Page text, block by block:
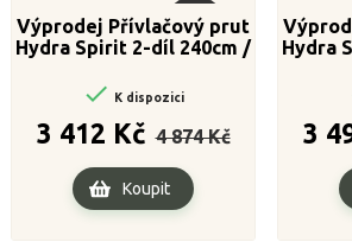
Výprodej!
Výprodej Přívlačový prut
Hydra Spirit 2-díl 240cm /
 K dispozici
3 412 Kč cena
4 874 Kč
Cena
Koupit
Hydra
3